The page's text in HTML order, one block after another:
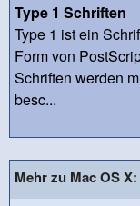
Type 1 Schriften
Type 1 ist ein
Form von
Schriften werden
besc...
Mehr zu Mac OS